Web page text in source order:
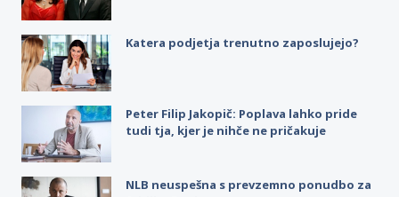
Katera podjetja trenutno zaposlujejo?
Peter Filip Jakopič: Poplava lahko pride
tudi tja, kjer je nihče ne pričakuje
NLB neuspešna s prevzemno ponudbo za